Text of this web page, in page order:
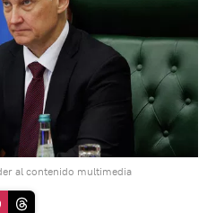
al contenido multimedia